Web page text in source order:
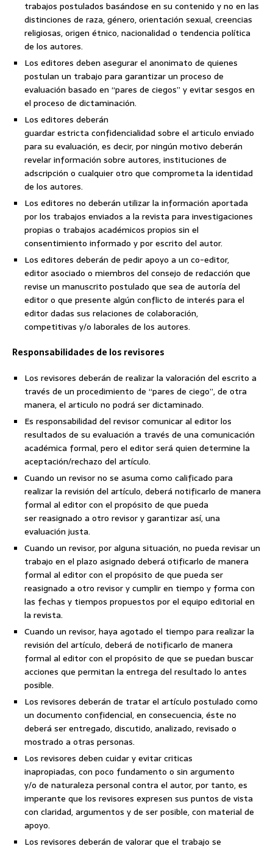
trabajos postulados basándose en su contenido y no en las
distinciones de raza, género, orientación sexual, creencias
religiosas, origen étnico, nacionalidad o tendencia política
de los autores.
Los editores deben asegurar el anonimato de quienes
postulan un trabajo para garantizar un proceso de
evaluación basado en “pares de ciegos” y evitar sesgos en
el proceso de dictaminación.
Los editores deberán
guardar estricta confidencialidad sobre el articulo enviado
para su evaluación, es decir, por ningún motivo deberán
revelar información sobre autores, instituciones de
adscripción o cualquier otro que comprometa la identidad
de los autores.
Los editores no deberán utilizar la información aportada
por los trabajos enviados a la revista para investigaciones
propias o trabajos académicos propios sin el
consentimiento informado y por escrito del autor.
Los editores deberán de pedir apoyo a un co-editor,
editor asociado o miembros del consejo de redacción que
revise un manuscrito postulado que sea de autoría del
editor o que presente algún conflicto de interés para el
editor dadas sus relaciones de colaboración,
competitivas y/o laborales de los autores.
Responsabilidades de los revisores
Los revisores deberán de realizar la valoración del escrito a
través de un procedimiento de “pares de ciego”, de otra
manera, el articulo no podrá ser dictaminado.
Es responsabilidad del revisor comunicar al editor los
resultados de su evaluación a través de una comunicación
académica formal, pero el editor será quien determine la
aceptación/rechazo del artículo.
Cuando un revisor no se asuma como calificado para
realizar la revisión del artículo, deberá notificarlo de manera
formal al editor con el propósito de que pueda
ser reasignado a otro revisor y garantizar así, una
evaluación justa.
Cuando un revisor, por alguna situación, no pueda revisar un
trabajo en el plazo asignado deberá otificarlo de manera
formal al editor con el propósito de que pueda ser
reasignado a otro revisor y cumplir en tiempo y forma con
las fechas y tiempos propuestos por el equipo editorial en
la revista.
Cuando un revisor, haya agotado el tiempo para realizar la
revisión del artículo, deberá de notificarlo de manera
formal al editor con el propósito de que se puedan buscar
acciones que permitan la entrega del resultado lo antes
posible.
Los revisores deberán de tratar el artículo postulado como
un documento confidencial, en consecuencia, éste no
deberá ser entregado, discutido, analizado, revisado o
mostrado a otras personas.
Los revisores deben cuidar y evitar criticas
inapropiadas, con poco fundamento o sin argumento
y/o de naturaleza personal contra el autor, por tanto, es
imperante que los revisores expresen sus puntos de vista
con claridad, argumentos y de ser posible, con material de
apoyo.
Los revisores deberán de valorar que el trabajo se